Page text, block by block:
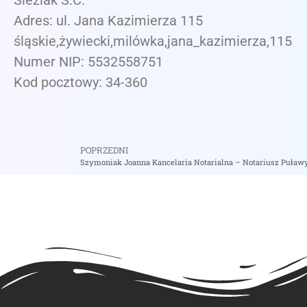
Adres: ul. Jana Kazimierza 115
śląskie,żywiecki,milówka,jana_kazimierza,115
Numer NIP: 5532558751
Kod pocztowy: 34-360
POPRZEDNI
Szymoniak Joanna Kancelaria Notarialna – Notariusz